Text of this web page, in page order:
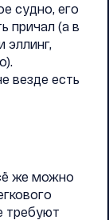
судно, его
причал (а в
эллинг,
везде есть
же можно
требуют